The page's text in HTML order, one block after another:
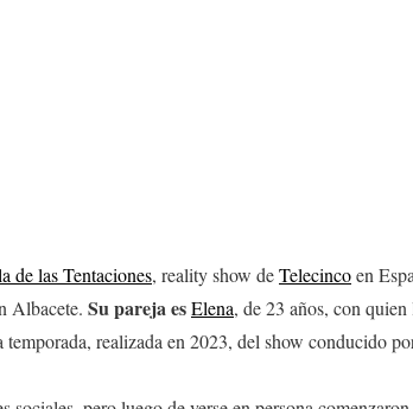
de las Tentaciones, reality show deTelecincoen
Albacete. Su pareja esElena, de 23 años, con
realizada en 2023, del show conducido